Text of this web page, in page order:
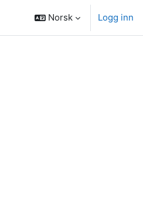
Norsk Logg inn